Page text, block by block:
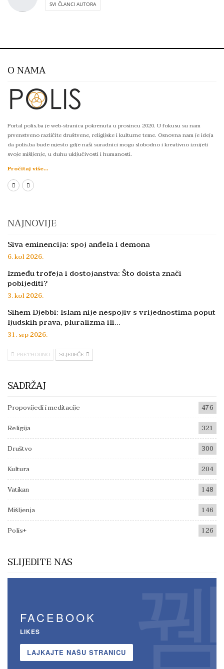
SVI ČLANCI AUTORA
O NAMA
Portal polis.ba je web-stranica pokrenuta u prosincu 2020. U fokusu su nam
prvenstveno različite društvene, religijske i kulturne teme. Osnovna nam je ideja
da polis.ba bude mjesto gdje naši suradnici mogu slobodno i kreativno iznijeti
svoje mišljenje, u duhu uključivosti i humanosti.
Pročitaj više...
NAJNOVIJE
Siva eminencija: spoj anđela i demona
6. kol 2026.
Između trofeja i dostojanstva: Što doista znači
pobijediti?
3. kol 2026.
Sihem Djebbi: Islam nije nespojiv s vrijednostima poput
ljudskih prava, pluralizma ili…
31. srp 2026.
PRETHODNO SLJEDEĆE
SADRŽAJ
Propovijedi i meditacije
476
Religija
321
Društvo
300
Kultura
204
Vatikan
148
Mišljenja
146
Polis+
126
SLIJEDITE NAS
FACEBOOK
LIKES
LAJKAJTE NAŠU STRANICU